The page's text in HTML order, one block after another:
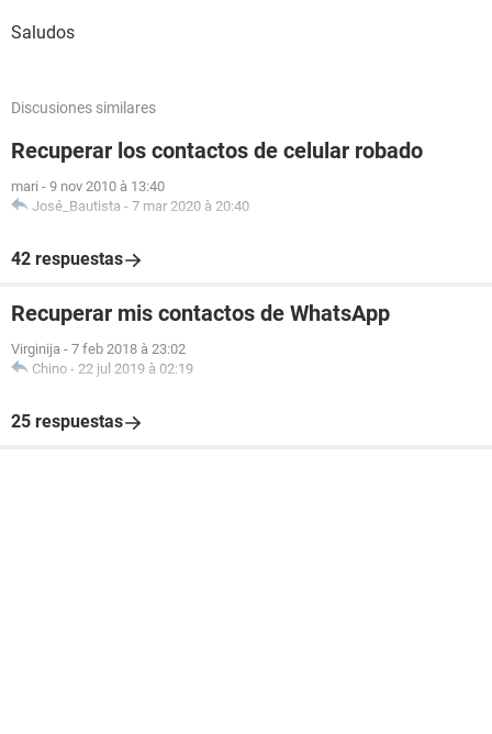
Saludos
Discusiones similares
Recuperar los contactos de celular robado
mari - 9 nov 2010 à 13:40
José_Bautista - 7 mar 2020 à 20:40
42 respuestas
Recuperar mis contactos de WhatsApp
Virginija - 7 feb 2018 à 23:02
Chino - 22 jul 2019 à 02:19
25 respuestas